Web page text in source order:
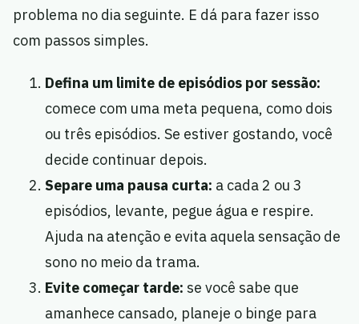
problema no dia seguinte. E dá para fazer isso
com passos simples.
Defina um limite de episódios por sessão:
comece com uma meta pequena, como dois
ou três episódios. Se estiver gostando, você
decide continuar depois.
Separe uma pausa curta: a cada 2 ou 3
episódios, levante, pegue água e respire.
Ajuda na atenção e evita aquela sensação de
sono no meio da trama.
Evite começar tarde: se você sabe que
amanhece cansado, planeje o binge para